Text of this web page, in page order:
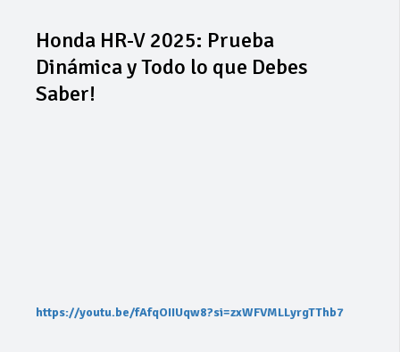
Honda HR-V 2025: Prueba
Dinámica y Todo lo que Debes
Saber!
https://youtu.be/fAfqOIIUqw8?si=zxWFVMLLyrgTThb7